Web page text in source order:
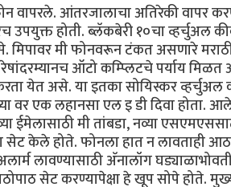
वापरले. आंतरजालाचा अतिरेकी वापर
होती. ब्लॅकबेरी १०चा व्हर्चुअल
मिपावर मी फोनवरून टंकत असणारे
ऑटो कम्प्लिटचे पर्याय
येत असे. या इतका सोयिस्कर व्हर्चुअल
एक लहानसा एल इ डी दिवा होता.
मी तांबडा, नव्या
सेट केले होते. फोनला हात न लावताही
लावण्यासाठी अ‍ॅनालॉग
सेट करण्यापेक्षा हे खूप सोपे होते.